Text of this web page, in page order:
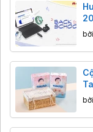
bởi
bởi